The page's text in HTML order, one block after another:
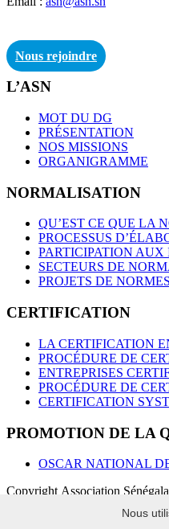
Nous rejoindre
L’ASN
MOT DU DG
PRÉSENTATION
NOS MISSIONS
ORGANIGRAMME
NORMALISATION
QU’EST CE QUE LA
PROCESSUS
PARTICIPATION
SECTEURS DE
PROJETS DE
CERTIFICATION
LA CERTIFICATION
PROCÉDURE DE
ENTREPRISES
PROCÉDURE DE
CERTIFICATION
PROMOTION DE LA
OSCAR NATIONAL
Copyright Association
Nous